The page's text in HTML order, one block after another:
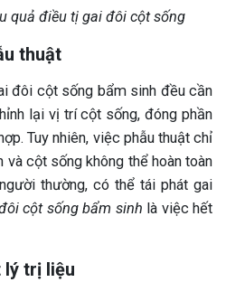
quả điều tị gai đôi cột sống
thuật
đôi cột sống bẩm sinh đều cần
lại vị trí cột sống, đóng phần
Tuy nhiên, việc phẫu thuật chỉ
cột sống không thể hoàn toàn
thường, có thể tái phát gai
cột sống bẩm sinh là việc hết
lý trị liệu